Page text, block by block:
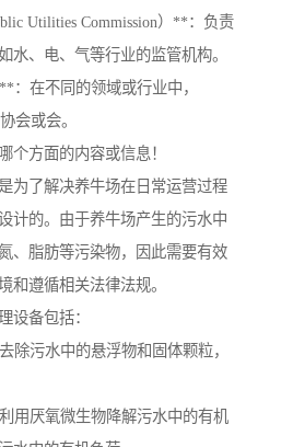
Utilities Commission）**：负责
水、电、气等行业的监管机构。
：在不同的领域或行业中，
会或会。
个方面的内容或信息！
为了解决养牛场在日常运营过程
计的。由于养牛场产生的污水中
、脂肪等污染物，因此需要有效
和遵循相关法律法规。
设备包括：
除污水中的悬浮物和固体颗粒，
用厌氧微生物降解污水中的有机